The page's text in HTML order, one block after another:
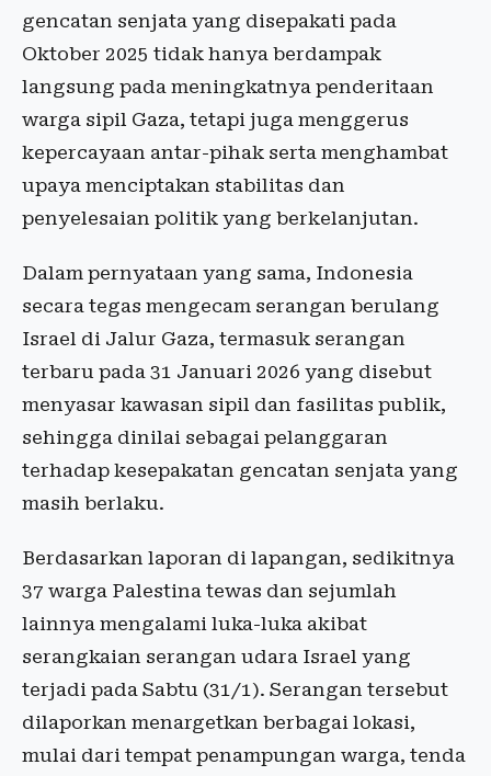
gencatan senjata yang disepakati pada
Oktober 2025 tidak hanya berdampak
langsung pada meningkatnya penderitaan
warga sipil Gaza, tetapi juga menggerus
kepercayaan antar-pihak serta menghambat
upaya menciptakan stabilitas dan
penyelesaian politik yang berkelanjutan.
Dalam pernyataan yang sama, Indonesia
secara tegas mengecam serangan berulang
Israel di Jalur Gaza, termasuk serangan
terbaru pada 31 Januari 2026 yang disebut
menyasar kawasan sipil dan fasilitas publik,
sehingga dinilai sebagai pelanggaran
terhadap kesepakatan gencatan senjata yang
masih berlaku.
Berdasarkan laporan di lapangan, sedikitnya
37 warga Palestina tewas dan sejumlah
lainnya mengalami luka-luka akibat
serangkaian serangan udara Israel yang
terjadi pada Sabtu (31/1). Serangan tersebut
dilaporkan menargetkan berbagai lokasi,
mulai dari tempat penampungan warga, tenda